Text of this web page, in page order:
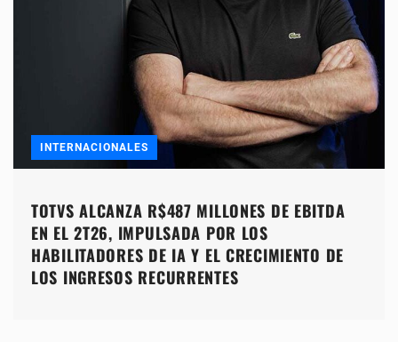
INTERNACIONALES
TOTVS ALCANZA R$487 MILLONES DE EBITDA
EN EL 2T26, IMPULSADA POR LOS
HABILITADORES DE IA Y EL CRECIMIENTO DE
LOS INGRESOS RECURRENTES